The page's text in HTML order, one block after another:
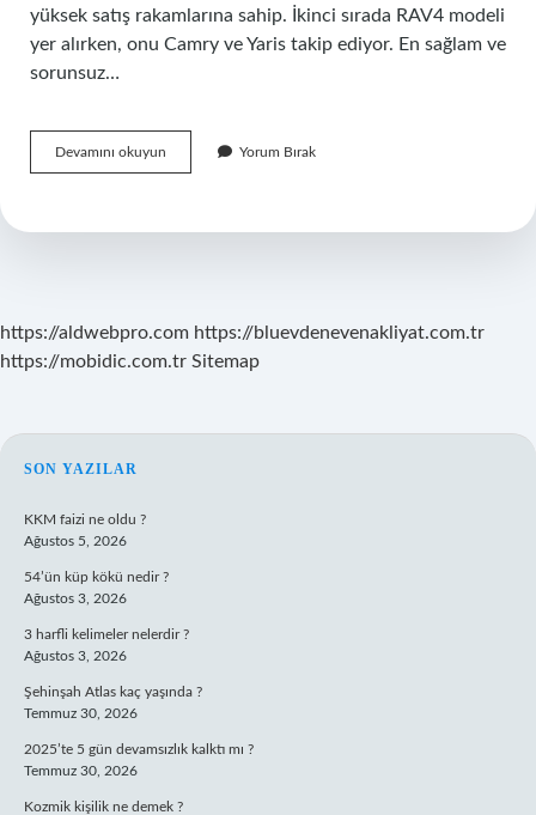
yüksek satış rakamlarına sahip. İkinci sırada RAV4 modeli
yer alırken, onu Camry ve Yaris takip ediyor. En sağlam ve
sorunsuz…
Devamını okuyun
Için
Araba
Yorum Bırak
https://aldwebpro.com https://bluevdenevenakliyat.com.tr
https://mobidic.com.tr Sitemap
SIDEBAR
SON YAZILAR
KKM faizi ne oldu ?
Ağustos 5, 2026
54’ün küp kökü nedir ?
Ağustos 3, 2026
3 harfli kelimeler nelerdir ?
Ağustos 3, 2026
Şehinşah Atlas kaç yaşında ?
Temmuz 30, 2026
2025’te 5 gün devamsızlık kalktı mı ?
Temmuz 30, 2026
Kozmik kişilik ne demek ?